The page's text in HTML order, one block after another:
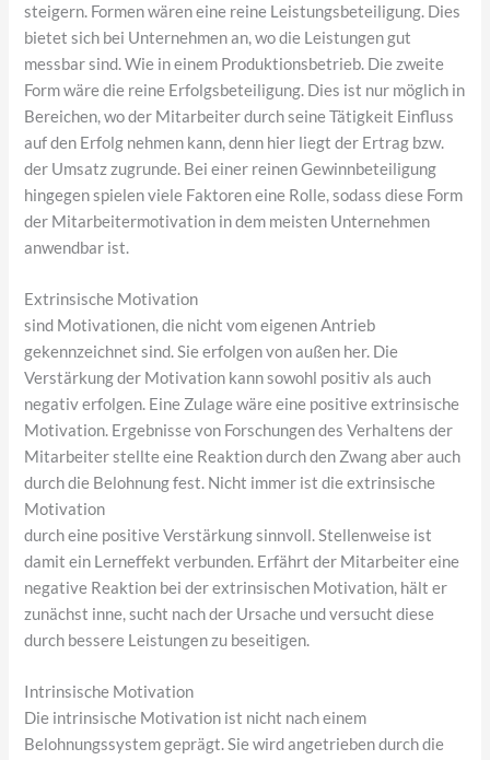
steigern. Formen wären eine reine Leistungsbeteiligung. Dies
bietet sich bei Unternehmen an, wo die Leistungen gut
messbar sind. Wie in einem Produktionsbetrieb. Die zweite
Form wäre die reine Erfolgsbeteiligung. Dies ist nur möglich in
Bereichen, wo der Mitarbeiter durch seine Tätigkeit Einfluss
auf den Erfolg nehmen kann, denn hier liegt der Ertrag bzw.
der Umsatz zugrunde. Bei einer reinen Gewinnbeteiligung
hingegen spielen viele Faktoren eine Rolle, sodass diese Form
der Mitarbeitermotivation in dem meisten Unternehmen
anwendbar ist.
Extrinsische Motivation
sind Motivationen, die nicht vom eigenen Antrieb
gekennzeichnet sind. Sie erfolgen von außen her. Die
Verstärkung der Motivation kann sowohl positiv als auch
negativ erfolgen. Eine Zulage wäre eine positive extrinsische
Motivation. Ergebnisse von Forschungen des Verhaltens der
Mitarbeiter stellte eine Reaktion durch den Zwang aber auch
durch die Belohnung fest. Nicht immer ist die extrinsische
Motivation
durch eine positive Verstärkung sinnvoll. Stellenweise ist
damit ein Lerneffekt verbunden. Erfährt der Mitarbeiter eine
negative Reaktion bei der extrinsischen Motivation, hält er
zunächst inne, sucht nach der Ursache und versucht diese
durch bessere Leistungen zu beseitigen.
Intrinsische Motivation
Die intrinsische Motivation ist nicht nach einem
Belohnungssystem geprägt. Sie wird angetrieben durch die